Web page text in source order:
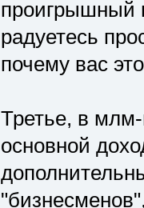
проигрышный
радуетесь
почему вас
Третье, в
основной